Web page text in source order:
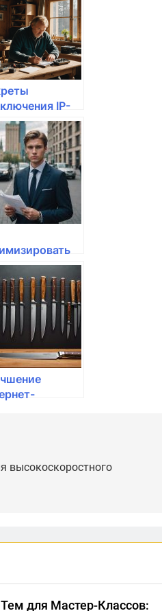
IP-
в
сеть
домашнюю
сеть для
высокоскоростного
для Мастер-Классов: